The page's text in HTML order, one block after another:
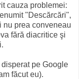
cauza problemei:
"Descărcări",
nu prea conveneau
fără diacritice şi
pe Google
făcut eu).